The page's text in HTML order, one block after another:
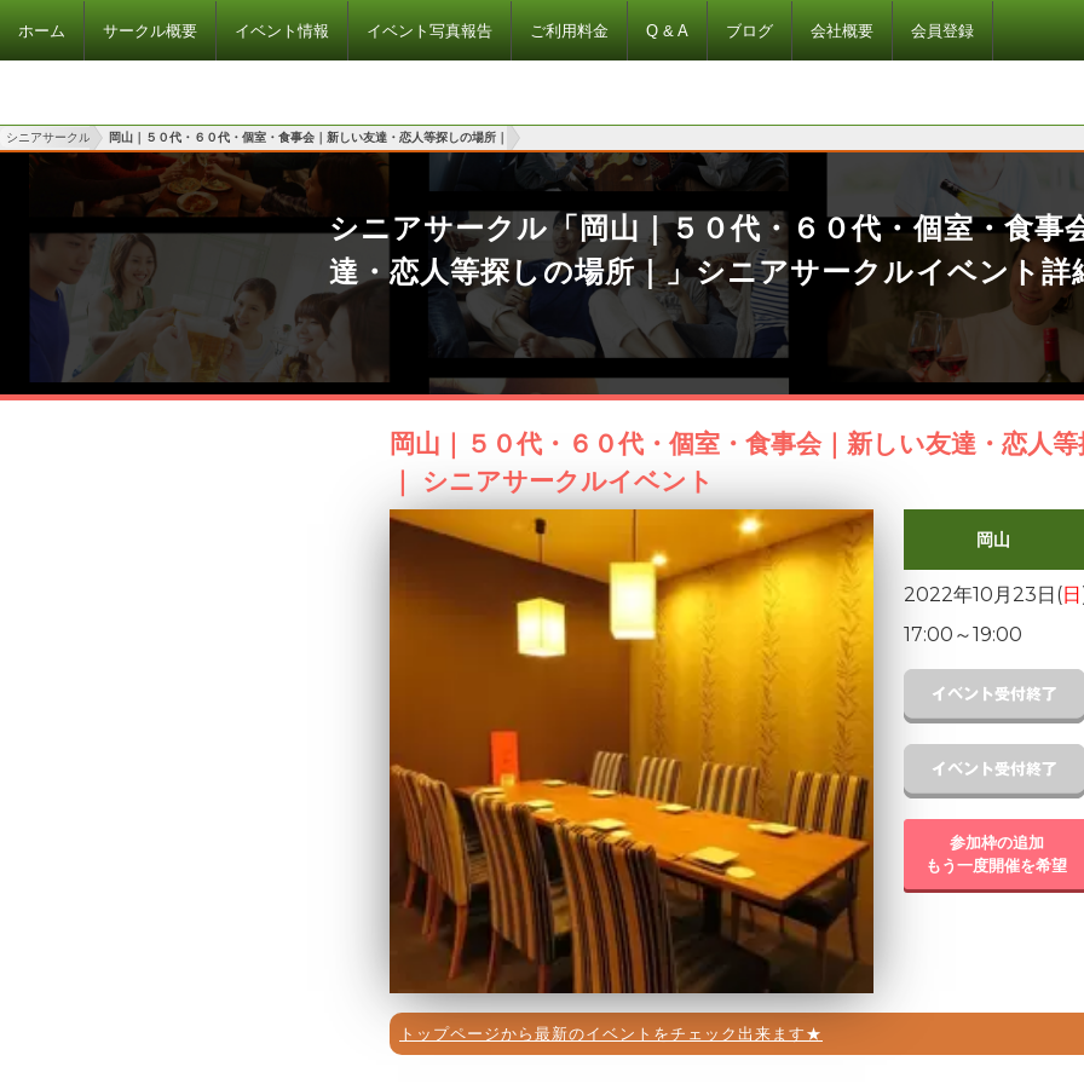
ホーム サークル概要 イベント情報 イベント写真報告 ご利用料金 Q & A ブログ 会社概要 会員登録
シニアサークル 岡山｜５０代・６０代・個室・食事会｜新しい友達・恋人等探しの場所｜
シニアサークル「岡山｜５０代・６０代・個室・食事
達・恋人等探しの場所｜」シニアサークルイベント詳
岡山｜５０代・６０代・個室・食事会｜新しい友達・恋人
｜ シニアサークルイベント
岡山
2022年10月23日(日
17:00 ～19:00
参加枠の追加
もう一度開催を希望
トップページから最新のイベントをチェック出来ます★